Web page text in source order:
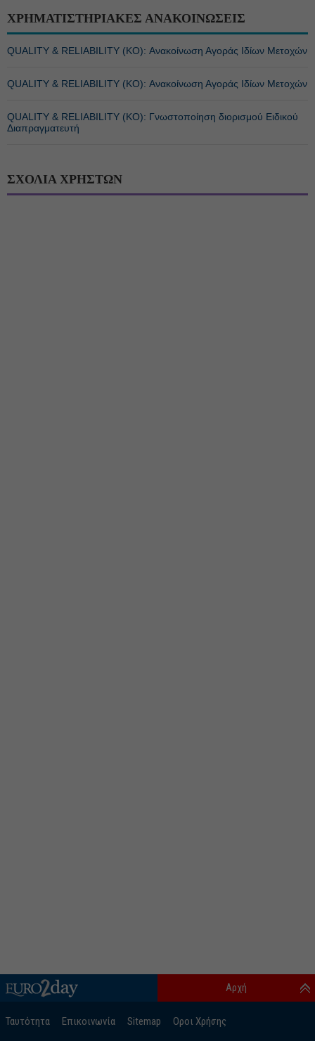
ΧΡΗΜΑΤΙΣΤΗΡΙΑΚΕΣ ΑΝΑΚΟΙΝΩΣΕΙΣ
QUALITY & RELIABILITY (ΚΟ): Ανακοίνωση Αγοράς Ιδίων Μετοχών
QUALITY & RELIABILITY (ΚΟ): Ανακοίνωση Αγοράς Ιδίων Μετοχών
QUALITY & RELIABILITY (ΚΟ): Γνωστοποίηση διορισμού Ειδικού
Διαπραγματευτή
ΣΧΟΛΙΑ ΧΡΗΣΤΩΝ
Ταυτότητα Επικοινωνία Sitemap Οροι Χρήσης
Αρχή